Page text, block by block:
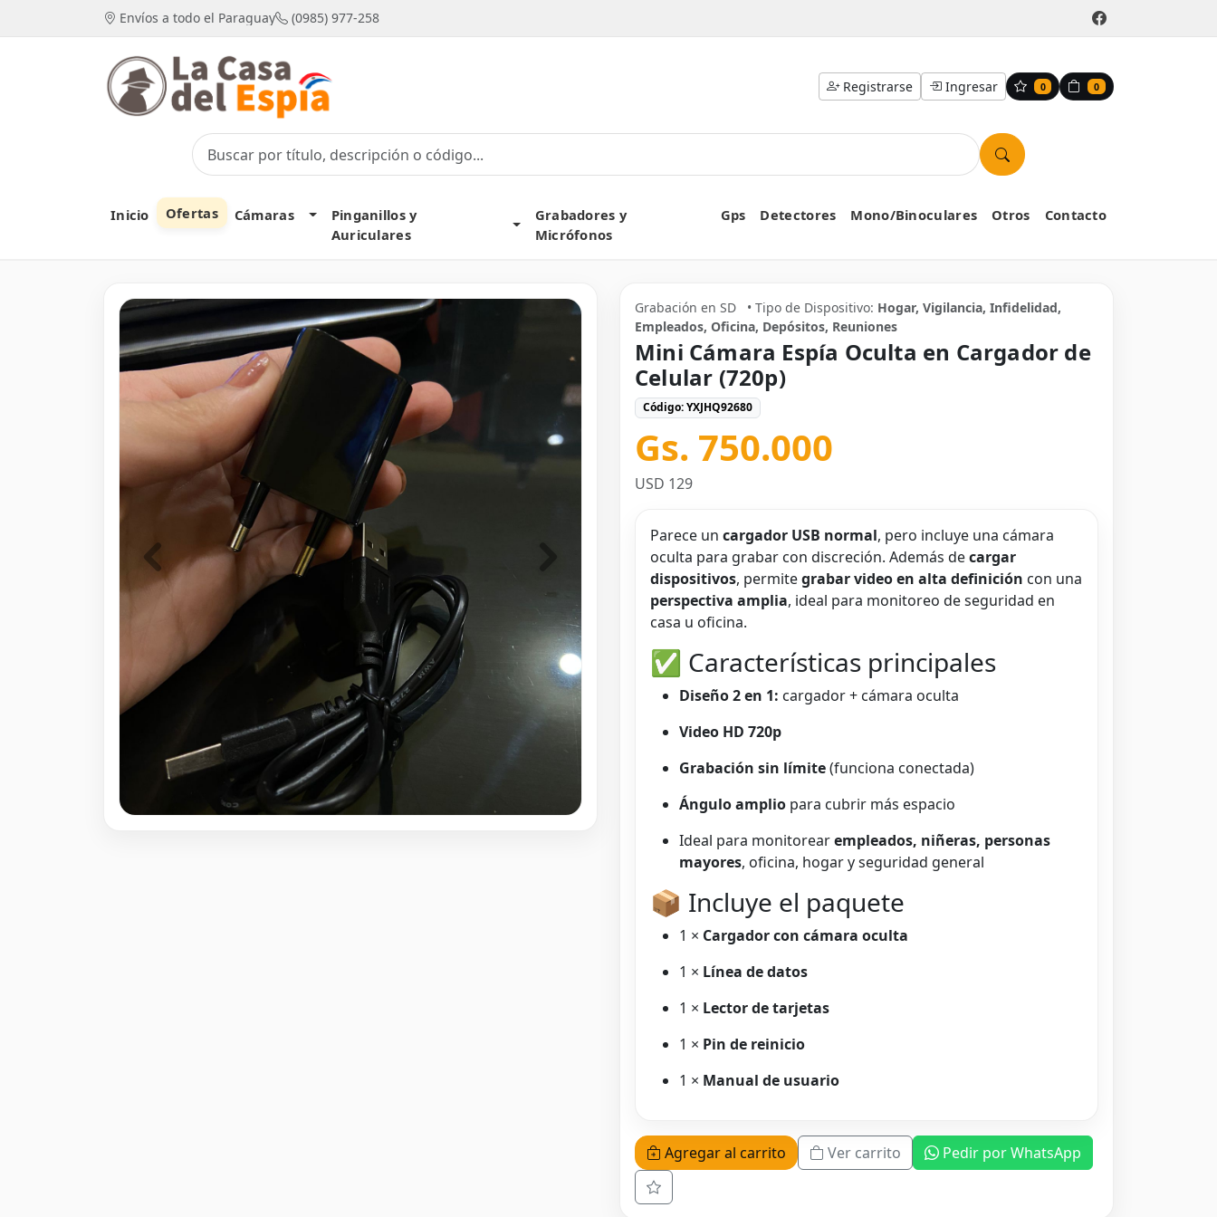
Envíos a todo el Paraguay (0985) 977-258
Registrarse Ingresar 0 0
Inicio Ofertas Cámaras Toggle Dropdown
Pinganillos y
Auriculares
Toggle Dropdown
Grabadores y
Micrófonos
Gps Detectores Mono/Binoculares Otros Contacto
Grabación en SD • Tipo de Dispositivo: Hogar, Vigilancia, Infidelidad,
Empleados, Oficina, Depósitos, Reuniones
Mini Cámara Espía Oculta en Cargador de
Celular (720p)
Código: YXJHQ92680
Gs. 750.000
USD 129
Parece un cargador USB normal, pero incluye una cámara
oculta para grabar con discreción. Además decargar
dispositivos, permitegrabar video en alta definición con una
perspectiva amplia, ideal para monitoreo de seguridad en
casa u oficina.
✅ Características principales
Diseño 2 en 1: cargador + cámara oculta
Video HD 720p
Grabación sin límite(funciona conectada)
Ángulo amplio para cubrir más espacio
Ideal para monitorearempleados, niñeras, personas
mayores, oficina, hogar y seguridad general
📦 Incluye el paquete
1 × Cargador con cámara oculta
1 × Línea de datos
1 × Lector de tarjetas
1 × Pin de reinicio
1 × Manual de usuario
Agregar al carrito Ver carrito Pedir por WhatsApp